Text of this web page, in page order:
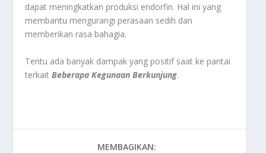
dapat meningkatkan produksi endorfin. Hal ini yang
membantu mengurangi perasaan sedih dan
memberikan rasa bahagia.
Tentu ada banyak dampak yang positif saat ke pantai
terkaitBeberapa Kegunaan Berkunjung.
MEMBAGIKAN: